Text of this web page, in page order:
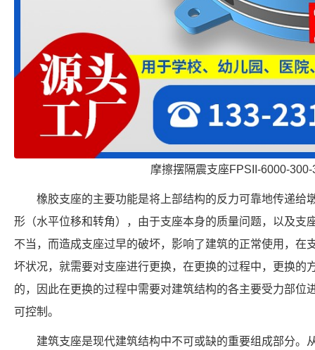
摩擦摆隔震支座FPSII-6000-300-
橡胶支座的主要功能是将上部结构的反力可靠地传递给
形（水平位移和转角），由于支座本身的质量问题，以及支
不当，而造成支座过早的破坏，影响了建筑的正常使用，在
坏状况，就需要对支座进行更换，在更换的过程中，更换的
的，因此在更换的过程中需要对建筑结构的各主要受力部位
可控制。
建筑支座是现代建筑结构中不可或缺的重要组成部分。